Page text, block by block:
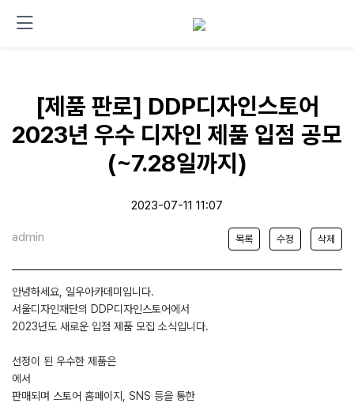
[제품 판로] DDP디자인스토어
2023년 우수 디자인 제품 입점 공모
(~7.28일까지)
2023-07-11 11:07
admin 목록 수정 삭제
안녕하세요, 일우아카데미입니다.
서울디자인재단의 DDP디자인스토어에서
2023년도 새로운 입점 제품 모집 소식입니다.
선정이 된 우수한 제품은
에서
판매되며 스토어 홈페이지, SNS 등을 통한